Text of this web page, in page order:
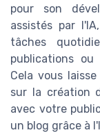
pour son
assistés par
tâches
publications
Cela vous
sur la création
avec votre
un blog grâce à